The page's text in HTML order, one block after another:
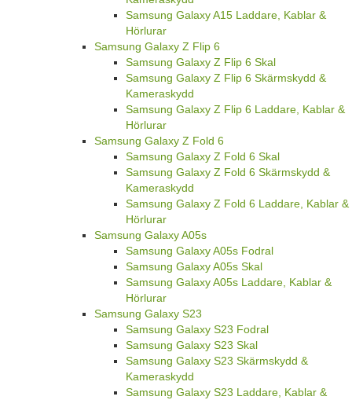
Samsung Galaxy A15 Laddare, Kablar &
Hörlurar
Samsung Galaxy Z Flip 6
Samsung Galaxy Z Flip 6 Skal
Samsung Galaxy Z Flip 6 Skärmskydd &
Kameraskydd
Samsung Galaxy Z Flip 6 Laddare, Kablar &
Hörlurar
Samsung Galaxy Z Fold 6
Samsung Galaxy Z Fold 6 Skal
Samsung Galaxy Z Fold 6 Skärmskydd &
Kameraskydd
Samsung Galaxy Z Fold 6 Laddare, Kablar &
Hörlurar
Samsung Galaxy A05s
Samsung Galaxy A05s Fodral
Samsung Galaxy A05s Skal
Samsung Galaxy A05s Laddare, Kablar &
Hörlurar
Samsung Galaxy S23
Samsung Galaxy S23 Fodral
Samsung Galaxy S23 Skal
Samsung Galaxy S23 Skärmskydd &
Kameraskydd
Samsung Galaxy S23 Laddare, Kablar &